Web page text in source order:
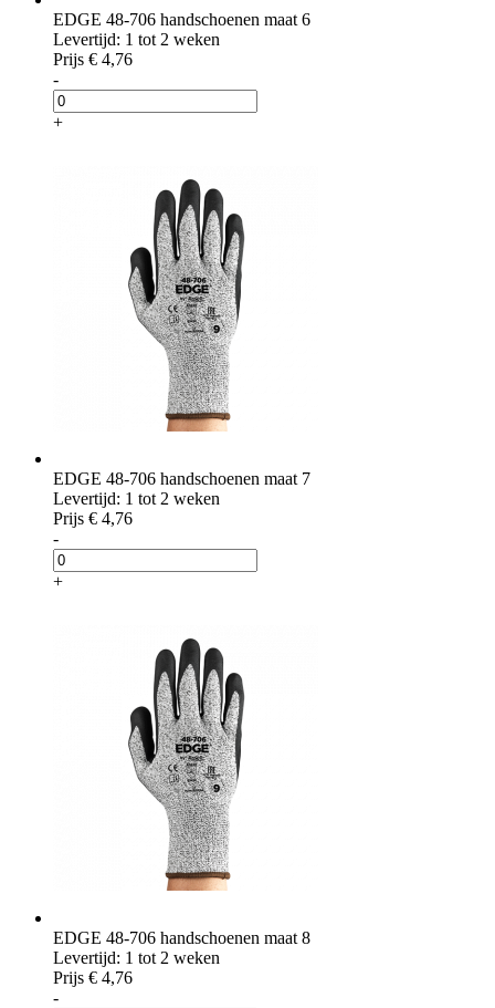
EDGE 48-706 handschoenen maat 6
Levertijd: 1 tot 2 weken
Prijs € 4,76
-
+
EDGE 48-706 handschoenen maat 7
Levertijd: 1 tot 2 weken
Prijs € 4,76
-
+
EDGE 48-706 handschoenen maat 8
Levertijd: 1 tot 2 weken
Prijs € 4,76
-